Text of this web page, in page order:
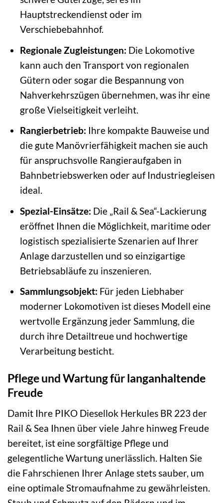
Hauptstreckendienst oder im
Verschiebebahnhof.
Regionale Zugleistungen: Die Lokomotive
kann auch den Transport von regionalen
Gütern oder sogar die Bespannung von
Nahverkehrszügen übernehmen, was ihr eine
große Vielseitigkeit verleiht.
Rangierbetrieb: Ihre kompakte Bauweise und
die gute Manövrierfähigkeit machen sie auch
für anspruchsvolle Rangieraufgaben in
Bahnbetriebswerken oder auf Industriegleisen
ideal.
Spezial-Einsätze: Die „Rail & Sea“-Lackierung
eröffnet Ihnen die Möglichkeit, maritime oder
logistisch spezialisierte Szenarien auf Ihrer
Anlage darzustellen und so einzigartige
Betriebsabläufe zu inszenieren.
Sammlungsobjekt: Für jeden Liebhaber
moderner Lokomotiven ist dieses Modell eine
wertvolle Ergänzung jeder Sammlung, die
durch ihre Detailtreue und hochwertige
Verarbeitung besticht.
Pflege und Wartung für langanhaltende
Freude
Damit Ihre PIKO Diesellok Herkules BR 223 der
Rail & Sea Ihnen über viele Jahre hinweg Freude
bereitet, ist eine sorgfältige Pflege und
gelegentliche Wartung unerlässlich. Halten Sie
die Fahrschienen Ihrer Anlage stets sauber, um
eine optimale Stromaufnahme zu gewährleisten.